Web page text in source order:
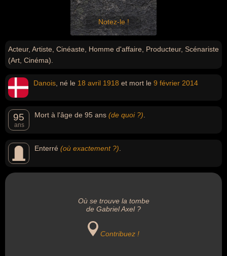
Notez-le !
Acteur, Artiste, Cinéaste, Homme d'affaire, Producteur, Scénariste
(Art, Cinéma).
Danois , né le 18 avril 1918 et mort le 9 février 2014
95
ans
Mort à l'âge de 95 ans (de quoi ?)
Enterré (où exactement ?)
Où se trouve la tombe
de Gabriel Axel ?
Contribuez !